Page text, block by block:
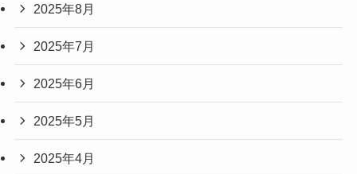
2025年8月
2025年7月
2025年6月
2025年5月
2025年4月